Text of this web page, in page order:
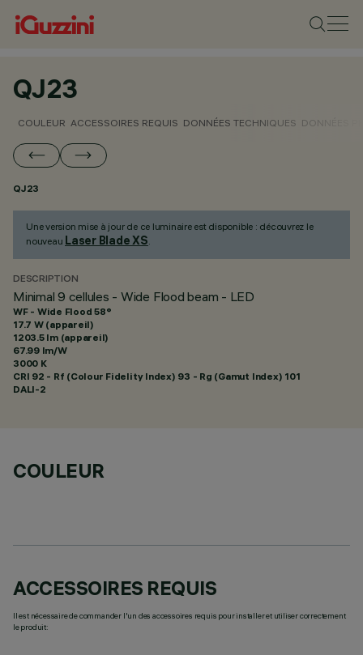
QJ23
COULEUR ACCESSOIRES REQUIS DONNÉES TECHNIQUES DONNÉES
QJ23
Une version mise à jour de ce luminaire est disponible : découvrez le
nouveau Laser Blade XS.
DESCRIPTION
Minimal 9 cellules - Wide Flood beam - LED
WF - Wide Flood 58°
17.7 W (appareil)
1203.5 lm (appareil)
67.99 lm/W
3000 K
CRI 92 - Rf (Colour Fidelity Index) 93 - Rg (Gamut Index) 101
DALI-2
COULEUR
ACCESSOIRES REQUIS
Il est nécessaire de commander l'un des accessoires requis pour installer et utiliser correctement
le produit: